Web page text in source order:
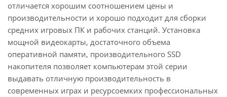
отличается хорошим соотношением цены и
производительности и хорошо подходит для сборки
средних игровых ПК и рабочих станций. Установка
мощной видеокарты, достаточного объема
оперативной памяти, производительного SSD
накопителя позволяет компьютерам этой серии
выдавать отличную производительность в
современных играх и ресурсоемких профессиональных